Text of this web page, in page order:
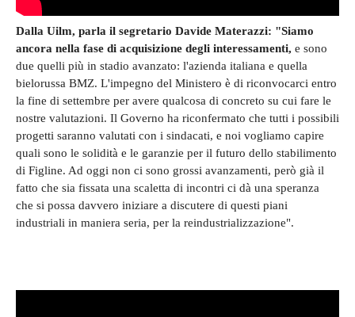
Dalla Uilm, parla il segretario Davide Materazzi: "Siamo
ancora nella fase di acquisizione degli interessamenti, e sono
due quelli più in stadio avanzato: l'azienda italiana e quella
bielorussa BMZ. L'impegno del Ministero è di riconvocarci entro
la fine di settembre per avere qualcosa di concreto su cui fare le
nostre valutazioni. Il Governo ha riconfermato che tutti i possibili
progetti saranno valutati con i sindacati, e noi vogliamo capire
quali sono le solidità e le garanzie per il futuro dello stabilimento
di Figline. Ad oggi non ci sono grossi avanzamenti, però già il
fatto che sia fissata una scaletta di incontri ci dà una speranza
che si possa davvero iniziare a discutere di questi piani
industriali in maniera seria, per la reindustrializzazione".